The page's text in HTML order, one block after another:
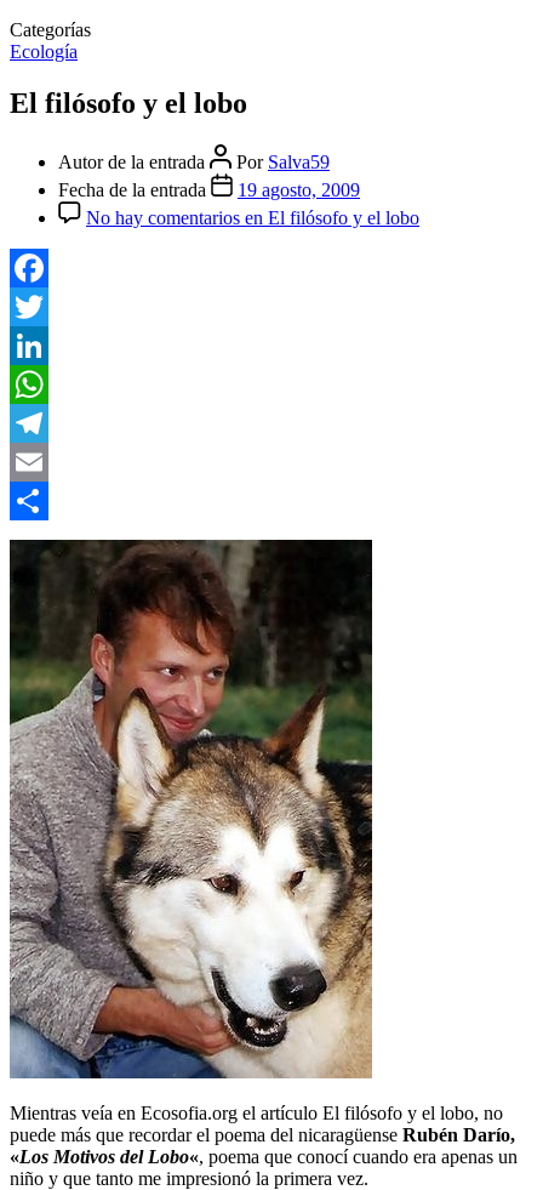
Categorías
Ecología
El filósofo y el lobo
Autor de la entrada Por Salva59
Fecha de la entrada
19 agosto, 2009
No hay comentarios en El filósofo y el lobo
Facebook
Twitter
LinkedIn
WhatsApp
Telegram
Email
Compartir
Mientras veía en Ecosofia.org el artículo El filósofo y el lobo, no
puede más que recordar el poema del nicaragüense Rubén Darío,
«Los Motivos del Lobo«, poema que conocí cuando era apenas un
niño y que tanto me impresionó la primera vez.